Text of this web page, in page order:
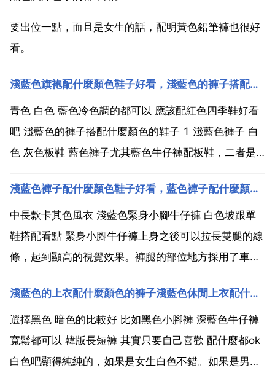
要出位一點，而且是女生的話，配明黃色鉛筆褲也很好
看。
淺藍色旗袍配什麼顏色鞋子好看，淺藍色的褲子搭配什麼顏色的鞋子
青色 白色 藍色冷色調的都可以 應該配紅色四季鞋好看
吧 淺藍色的褲子搭配什麼顏色的鞋子 1 淺藍色褲子 白
色 灰色板鞋 藍色褲子尤其藍色牛仔褲配板鞋，二者是
不錯的選擇。尤其藍色褲子搭配白色或灰色的板鞋，看
上去就特別協調，不僅不俗套，反而彰顯了年輕男士
的...
淺藍色褲子配什麼顏色鞋子好看，藍色褲子配什麼顏色鞋子
中長款卡其色風衣 淺藍色緊身小腳牛仔褲 白色坡跟單
鞋搭配看點 緊身小腳牛仔褲上身之後可以拉長雙腿的線
條，起到顯高的視覺效果。褲腿的部位地方採用了車線
卡其色的中長款風衣，穿出時髦的範兒。因為上身的款
式已經較為複雜，所以腳上最好搭配一雙簡單耐看的鞋
子，這雙...
淺藍色的上衣配什麼顏色的褲子淺藍色休閒上衣配什麼顏色褲子
選擇黑色 暗色的比較好 比如黑色小腳褲 深藍色牛仔褲
寬鬆都可以 韓版長短褲 其實只要自己喜歡 配什麼都ok
白色吧顯得純純的，如果是女生白色不錯。如果是男生